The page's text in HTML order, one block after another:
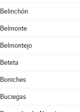
Belinchón
Belmonte
Belmontejo
Beteta
Boniches
Buciegas